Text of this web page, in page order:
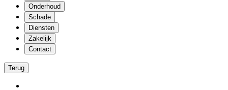
Onderhoud
Schade
Diensten
Zakelijk
Contact
Terug